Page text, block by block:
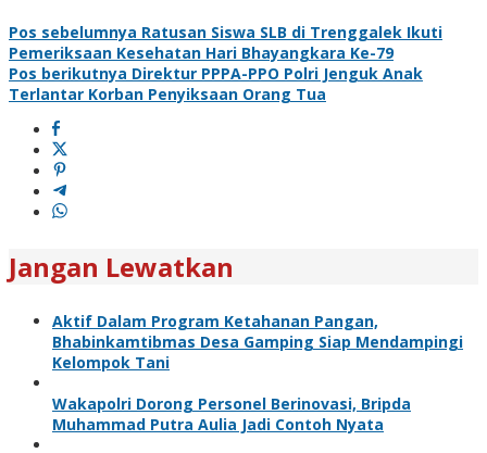
Pos sebelumnya Ratusan Siswa SLB di Trenggalek Ikuti
Pemeriksaan Kesehatan Hari Bhayangkara Ke-79
Pos berikutnya Direktur PPPA-PPO Polri Jenguk Anak
Terlantar Korban Penyiksaan Orang Tua
Jangan Lewatkan
Aktif Dalam Program Ketahanan Pangan,
Bhabinkamtibmas Desa Gamping Siap Mendampingi
Kelompok Tani
Wakapolri Dorong Personel Berinovasi, Bripda
Muhammad Putra Aulia Jadi Contoh Nyata